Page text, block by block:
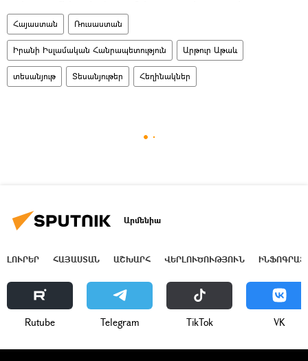
Հայաստան Ռուսաստան
Իրանի Իսլամական Հանրապետություն Արթուր Աթաև
տեսանյութ Տեսանյութեր Հեղինակներ
Արմենիա
ԼՈՒՐԵՐ ՀԱՅԱՍՏԱՆ ԱՇԽԱՐՀ ՎԵՐԼՈՒԾՈՒԹՅՈՒՆ
Rutube Telegram ТikТоk VK